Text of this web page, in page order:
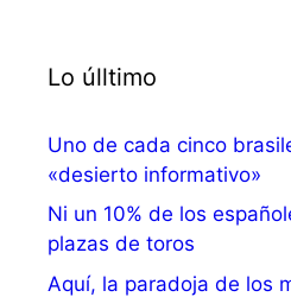
Lo úlltimo
Uno de cada cinco
«desierto informativo»
Ni un 10% de los
plazas de toros
Aquí, la paradoja de los